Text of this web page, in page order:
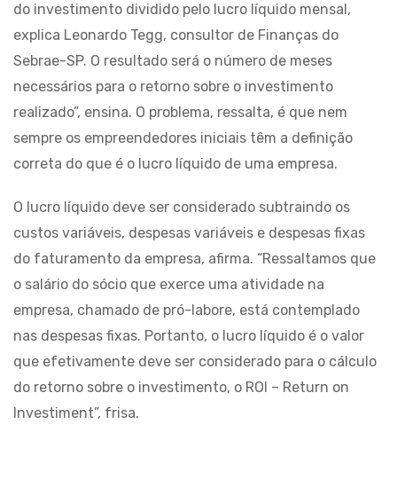
do investimento dividido pelo lucro líquido mensal,
explica Leonardo Tegg, consultor de Finanças do
Sebrae-SP. O resultado será o número de meses
necessários para o retorno sobre o investimento
realizado”, ensina. O problema, ressalta, é que nem
sempre os empreendedores iniciais têm a definição
correta do que é o lucro líquido de uma empresa.
O lucro líquido deve ser considerado subtraindo os
custos variáveis, despesas variáveis e despesas fixas
do faturamento da empresa, afirma. “Ressaltamos que
o salário do sócio que exerce uma atividade na
empresa, chamado de pró-labore, está contemplado
nas despesas fixas. Portanto, o lucro líquido é o valor
que efetivamente deve ser considerado para o cálculo
do retorno sobre o investimento, o ROI – Return on
Investiment”, frisa.